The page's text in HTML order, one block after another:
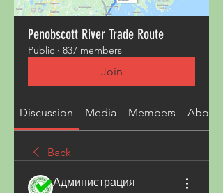
Penobscott River Trade Route
Public · 837 members
Join
Discussion Media Members About
Back
Администрация